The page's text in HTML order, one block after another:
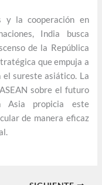
y la cooperación en
India busca
de la República
que empuja a
sureste asiático. La
sobre el futuro
Asia propicia este
de manera eficaz